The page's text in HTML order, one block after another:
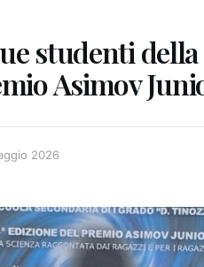
studenti
Asimov
2026